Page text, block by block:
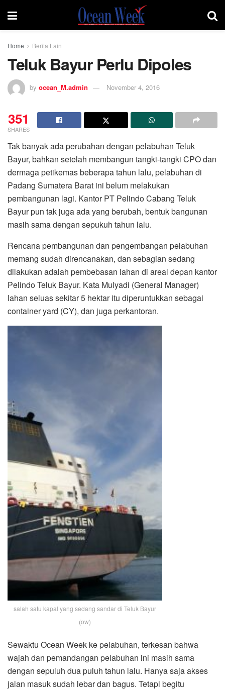
Home Berita Lain
Teluk Bayur Perlu Dipoles
by ocean_M.admin November 4, 2016
351
SHARES
Tak banyak ada perubahan dengan pelabuhan Teluk
Bayur, bahkan setelah membangun tangki-tangki CPO dan
dermaga petikemas beberapa tahun lalu, pelabuhan di
Padang Sumatera Barat ini belum melakukan
pembangunan lagi. Kantor PT Pelindo Cabang Teluk
Bayur pun tak juga ada yang berubah, bentuk bangunan
masih sama dengan sepukuh tahun lalu.
Rencana pembangunan dan pengembangan pelabuhan
memang sudah direncanakan, dan sebagian sedang
dilakukan adalah pembebasan lahan di areal depan kantor
Pelindo Teluk Bayur. Kata Mulyadi (General Manager)
lahan seluas sekitar 5 hektar itu diperuntukkan sebagai
container yard (CY), dan juga perkantoran.
salah satu kapal yang sedang sandar di Teluk Bayur
(ow)
Sewaktu Ocean Week ke pelabuhan, terkesan bahwa
wajah dan pemandangan pelabuhan ini masih sama
dengan sepuluh dua puluh tahun lalu. Hanya saja akses
jalan masuk sudah lebar dan bagus. Tetapi begitu